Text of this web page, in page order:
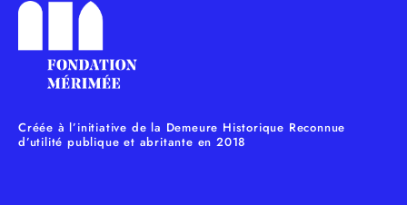
ATTRIBUÉS À UN LAURÉAT
Créée à l’initiative de la Demeure Historique Reconnue
d’utilité publique et abritante en 2018